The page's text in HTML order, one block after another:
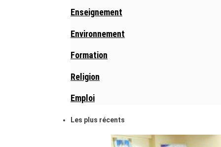
Enseignement
Environnement
Formation
Religion
Emploi
Les plus récents